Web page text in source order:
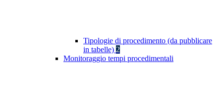
Tipologie di procedimento (da pubblicare
in tabelle) 2
Monitoraggio tempi procedimentali